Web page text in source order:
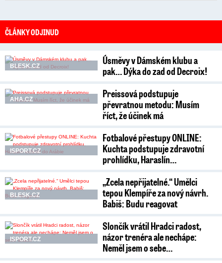
ČLÁNKY ODJINUD
BLESK.CZ
Úsměvy v Dámském klubu a
pak… Dýka do zad od Decroix!
AHA.CZ
Preissová podstupuje
převratnou metodu: Musím
říct, že účinek má
ISPORT.CZ
Fotbalové přestupy ONLINE:
Kuchta podstupuje zdravotní
prohlídku, Haraslín…
BLESK.CZ
„Zcela nepřijatelné.“ Umělci
tepou Klempíře za nový návrh.
Babiš: Budu reagovat
ISPORT.CZ
Slončík vrátil Hradci radost,
názor trenéra ale nechápe:
Neměl jsem o sebe…